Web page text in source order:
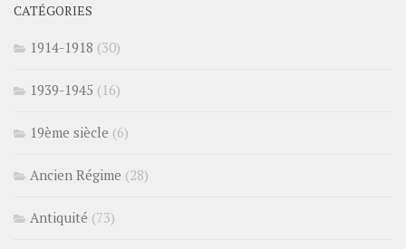
CATÉGORIES
1914-1918 (30)
1939-1945 (16)
19ème siècle (6)
Ancien Régime (28)
Antiquité (73)